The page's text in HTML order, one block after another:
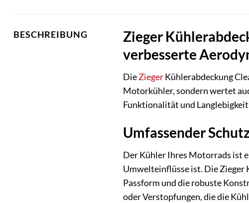
BESCHREIBUNG
Zieger
verbesserte
DieZiegerKühlerabdeckung
Motorkühler, sondern wertet
Funktionalität und Langlebigkeit
Umfassender
Der Kühler Ihres Motorrads ist
Umwelteinflüsse ist. Die Zieger
Passform und die robuste
oder Verstopfungen, die die